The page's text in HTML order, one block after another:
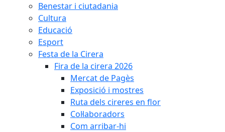
Benestar i ciutadania
Cultura
Educació
Esport
Festa de la Cirera
Fira de la cirera 2026
Mercat de Pagès
Exposició i mostres
Ruta dels cireres en flor
Col·laboradors
Com arribar-hi